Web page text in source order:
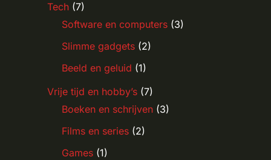
Tech (7)
Software en computers (3)
Slimme gadgets (2)
Beeld en geluid (1)
Vrije tijd en hobby’s (7)
Boeken en schrijven (3)
Films en series (2)
Games (1)